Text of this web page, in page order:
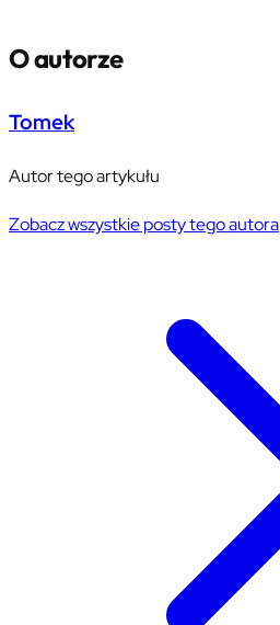
O autorze
Tomek
Autor tego artykułu
Zobacz wszystkie posty tego autora